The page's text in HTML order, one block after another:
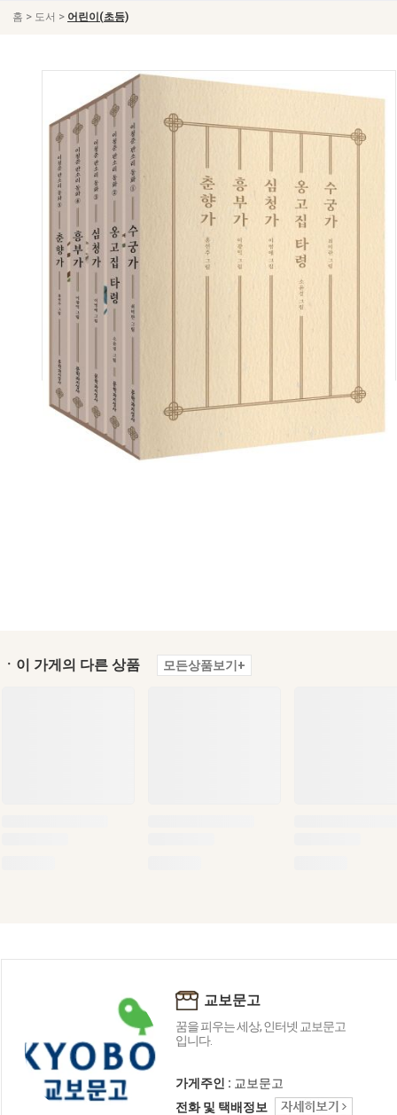
홈 > 도서 > 어린이(초등)
ㆍ이 가게의 다른 상품 모든상품보기+
교보문고
꿈을 피우는 세상, 인터넷 교보문고
입니다.
가게주인 : 교보문고
전화 및 택배정보